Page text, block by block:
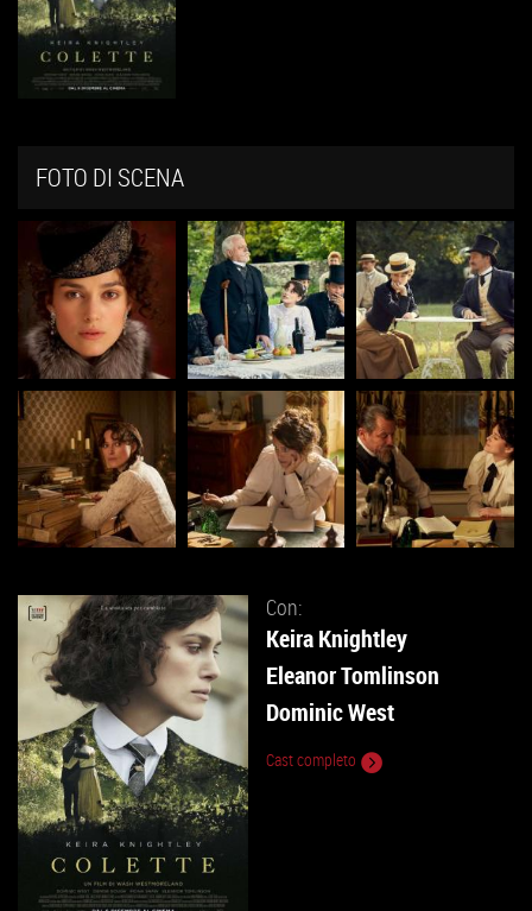
FOTO DI SCENA
Con:
Keira Knightley
Eleanor Tomlinson
Dominic West
Cast completo